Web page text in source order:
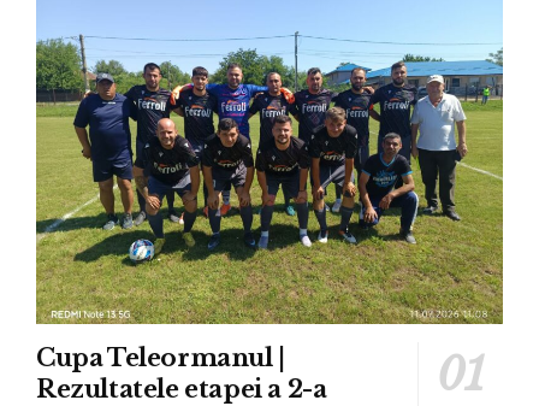
Cupa Teleormanul |
Rezultatele etapei a 2-a